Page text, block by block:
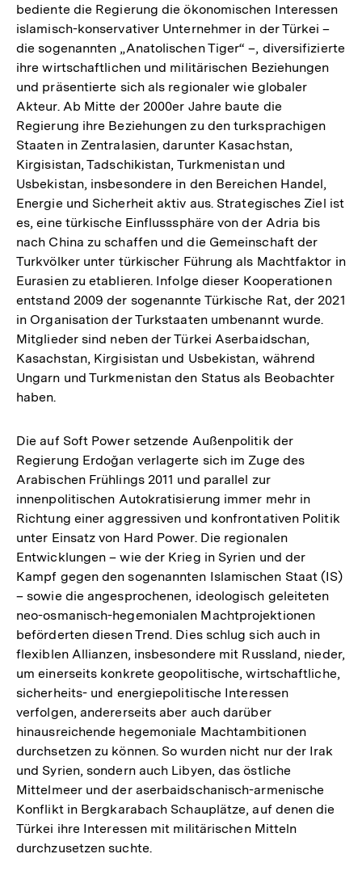
Fußnote
bediente die Regierung die ökonomischen Interessen
islamisch-konservativer Unternehmer in der Türkei –
die sogenannten „Anatolischen Tiger“ –, diversifizierte
ihre wirtschaftlichen und militärischen Beziehungen
und präsentierte sich als regionaler wie globaler
Akteur. Ab Mitte der 2000er Jahre baute die
Regierung ihre Beziehungen zu den turksprachigen
Staaten in Zentralasien, darunter Kasachstan,
Kirgisistan, Tadschikistan, Turkmenistan und
Usbekistan, insbesondere in den Bereichen Handel,
Energie und Sicherheit aktiv aus. Strategisches Ziel ist
es, eine türkische Einflusssphäre von der Adria bis
nach China zu schaffen und die Gemeinschaft der
Turkvölker unter türkischer Führung als Machtfaktor in
Eurasien zu etablieren. Infolge dieser Kooperationen
entstand 2009 der sogenannte Türkische Rat, der 2021
in Organisation der Turkstaaten umbenannt wurde.
Mitglieder sind neben der Türkei Aserbaidschan,
Kasachstan, Kirgisistan und Usbekistan, während
Ungarn und Turkmenistan den Status als Beobachter
haben.
Die auf Soft Power setzende Außenpolitik der
Regierung Erdoğan verlagerte sich im Zuge des
Arabischen Frühlings 2011 und parallel zur
innenpolitischen Autokratisierung immer mehr in
Richtung einer aggressiven und konfrontativen Politik
unter Einsatz von Hard Power. Die regionalen
Entwicklungen – wie der Krieg in Syrien und der
Kampf gegen den sogenannten Islamischen Staat (IS)
– sowie die angesprochenen, ideologisch geleiteten
neo-osmanisch-hegemonialen Machtprojektionen
beförderten diesen Trend. Dies schlug sich auch in
flexiblen Allianzen, insbesondere mit Russland, nieder,
um einerseits konkrete geopolitische, wirtschaftliche,
sicherheits- und energiepolitische Interessen
verfolgen, andererseits aber auch darüber
hinausreichende hegemoniale Machtambitionen
durchsetzen zu können. So wurden nicht nur der Irak
und Syrien, sondern auch Libyen, das östliche
Mittelmeer und der aserbaidschanisch-armenische
Konflikt in Bergkarabach Schauplätze, auf denen die
Türkei ihre Interessen mit militärischen Mitteln
durchzusetzen suchte.